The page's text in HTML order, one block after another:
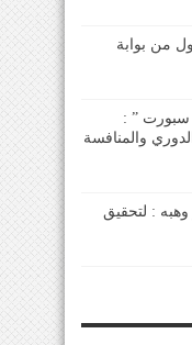
من بوابة
سبورت ” :
والمنافسة
: لتحقيق